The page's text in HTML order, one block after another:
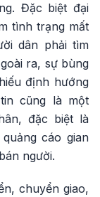
Đặc biệt đại
tình trạng mất
dân phải tìm
ra, sự bùng
định hướng
cũng là một
đặc biệt là
cáo gian
người.
chuyển giao,